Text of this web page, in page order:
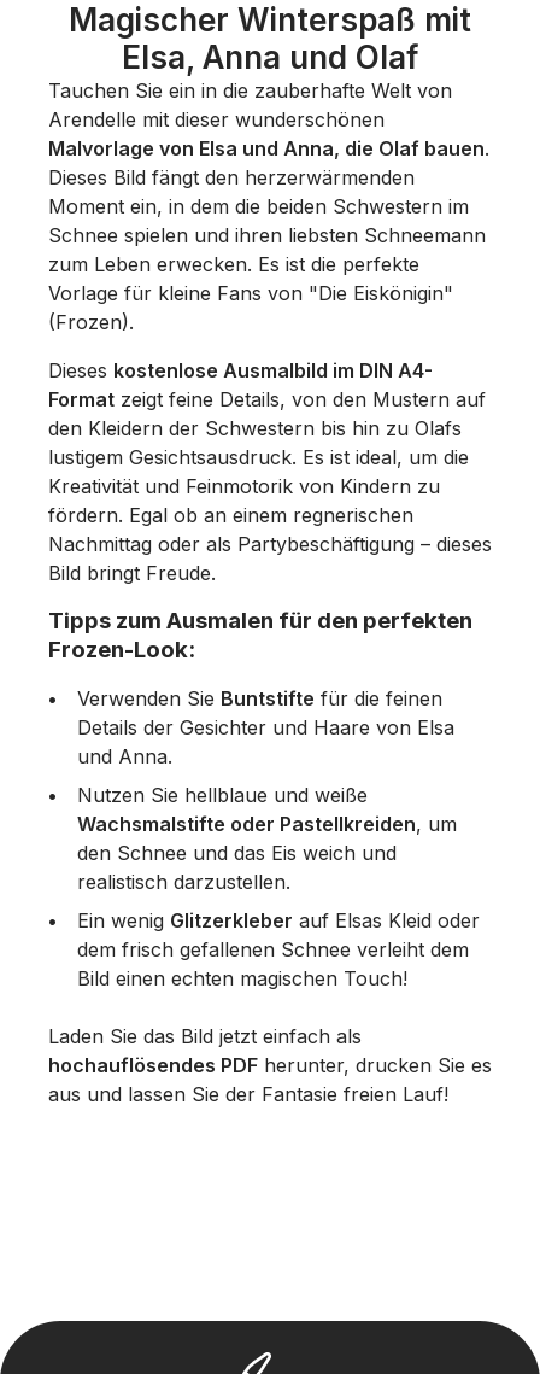
Magischer Winterspaß mit
Elsa, Anna und Olaf
Tauchen Sie ein in die zauberhafte Welt von
Arendelle mit dieser wunderschönen
Malvorlage von Elsa und Anna, die Olaf bauen.
Dieses Bild fängt den herzerwärmenden
Moment ein, in dem die beiden Schwestern im
Schnee spielen und ihren liebsten Schneemann
zum Leben erwecken. Es ist die perfekte
Vorlage für kleine Fans von "Die Eiskönigin"
(Frozen).
Dieses kostenlose Ausmalbild im DIN A4-
Format zeigt feine Details, von den Mustern auf
den Kleidern der Schwestern bis hin zu Olafs
lustigem Gesichtsausdruck. Es ist ideal, um die
Kreativität und Feinmotorik von Kindern zu
fördern. Egal ob an einem regnerischen
Nachmittag oder als Partybeschäftigung – dieses
Bild bringt Freude.
Tipps zum Ausmalen für den perfekten
Frozen-Look:
Verwenden Sie Buntstifte für die feinen
Details der Gesichter und Haare von Elsa
und Anna.
Nutzen Sie hellblaue und weiße
Wachsmalstifte oder Pastellkreiden, um
den Schnee und das Eis weich und
realistisch darzustellen.
Ein wenig Glitzerkleber auf Elsas Kleid oder
dem frisch gefallenen Schnee verleiht dem
Bild einen echten magischen Touch!
Laden Sie das Bild jetzt einfach als
hochauflösendes PDF herunter, drucken Sie es
aus und lassen Sie der Fantasie freien Lauf!